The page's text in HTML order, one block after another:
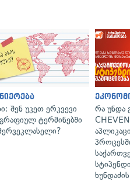
შენ უკეთ ერკვევი
ტერმინებში
რა უნდა